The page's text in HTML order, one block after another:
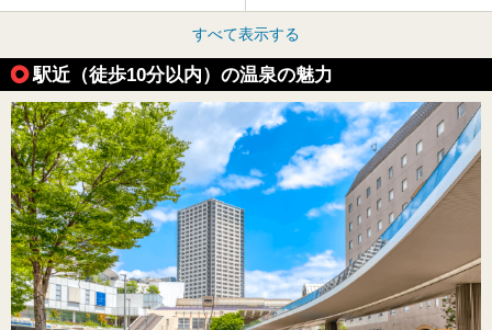
すべて表示する
駅近（徒歩10分以内）の温泉の魅力